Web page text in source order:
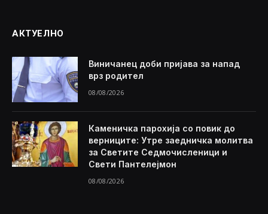
АКТУЕЛНО
Виничанец доби пријава за напад
врз родител
08/08/2026
Каменичка парохија со повик до
верниците: Утре заедничка молитва
за Светите Седмочисленици и
Свети Пантелејмон
08/08/2026